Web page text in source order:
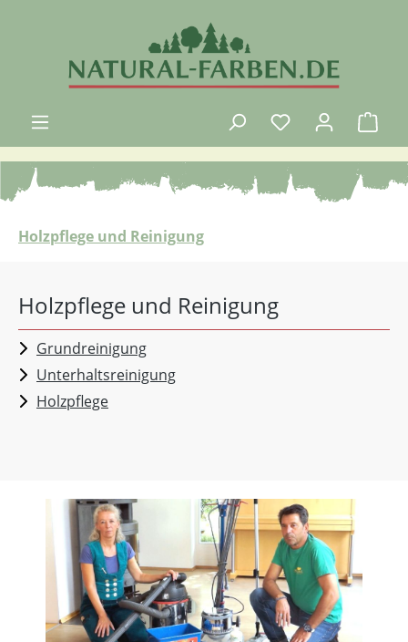
Du hast 0
Holzpflege und Reinigung
Holzpflege und Reinigung
Grundreinigung
Unterhaltsreinigung
Holzpflege